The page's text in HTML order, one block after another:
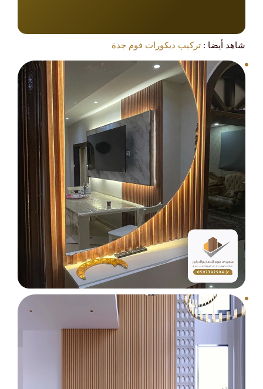
شاهد أيضا : تركيب ديكورات فوم جدة